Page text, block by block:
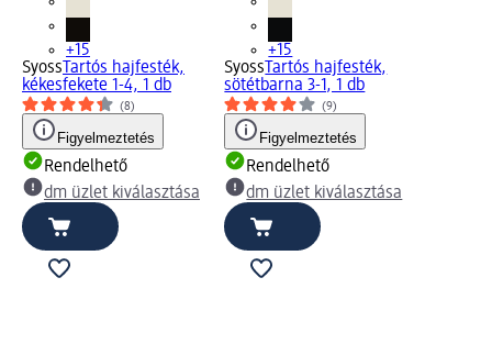
+15
Syoss Tartós hajfesték,
kékesfekete 1-4, 1 db
(8)
Figyelmeztetés
Rendelhető
dm üzlet kiválasztása
+15
Syoss Tartós hajfesték,
sötétbarna 3-1, 1 db
(9)
Figyelmeztetés
Rendelhető
dm üzlet kiválasztása